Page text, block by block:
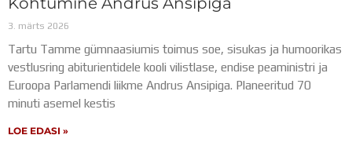
Tunniplaan
Aastaplaan
Õppekava
Ainepassid
Huviringid
Õpilastööd (UPT)
Kodukord
3. märts 2026
Tartu Tamme gümnaasiumis toimus soe, sisukas ja humoorikas
vestlusring abiturientidele kooli vilistlase, endise peaministri ja
Euroopa Parlamendi liikme Andrus Ansipiga. Planeeritud 70
minuti asemel kestis
LOE EDASI »